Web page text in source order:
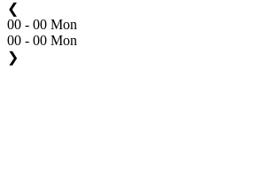
❮
00 - 00 Mon
00 - 00 Mon
❯